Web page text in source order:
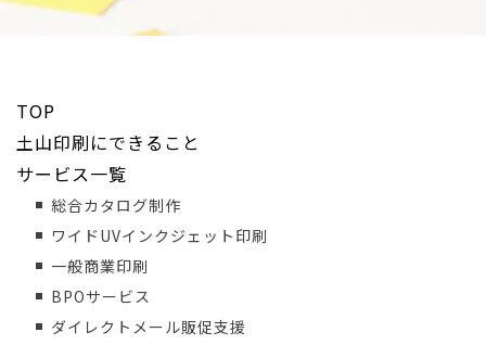
TOP
土山印刷にできること
サービス一覧
総合カタログ制作
ワイドUVインクジェット印刷
一般商業印刷
BPOサービス
ダイレクトメール販促支援